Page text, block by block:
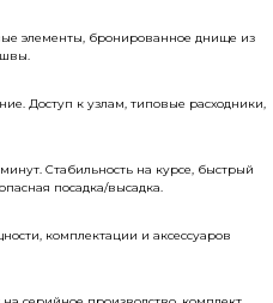
элементы, бронированное днище из
швы.
Доступ к узлам, типовые расходники,
Стабильность на курсе, быстрый
посадка/высадка.
комплектации и аксессуаров
заявку